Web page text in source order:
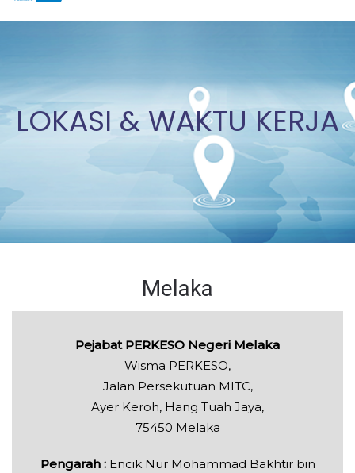
LOKASI & WAKTU KERJA
Melaka
Pejabat PERKESO Negeri Melaka
Wisma PERKESO,
Jalan Persekutuan MITC,
Ayer Keroh, Hang Tuah Jaya,
75450 Melaka
Pengarah :Encik Nur Mohammad Bakhtir bin